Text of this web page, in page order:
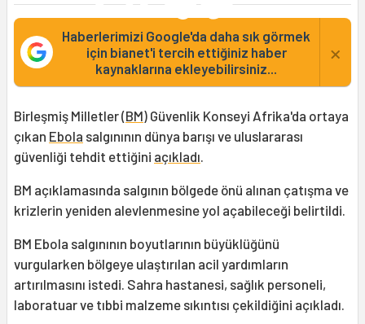
Haberlerimizi Google'da daha sık görmek
için bianet'i tercih ettiğiniz haber
kaynaklarına ekleyebilirsiniz...
×
Birleşmiş Milletler (BM) Güvenlik Konseyi Afrika'da ortaya
çıkan Ebola salgınının dünya barışı ve uluslararası
güvenliği tehdit ettiğini açıkladı.
BM açıklamasında salgının bölgede önü alınan çatışma ve
krizlerin yeniden alevlenmesine yol açabileceği belirtildi.
BM Ebola salgınının boyutlarının büyüklüğünü
vurgularken bölgeye ulaştırılan acil yardımların
artırılmasını istedi. Sahra hastanesi, sağlık personeli,
laboratuar ve tıbbi malzeme sıkıntısı çekildiğini açıkladı.